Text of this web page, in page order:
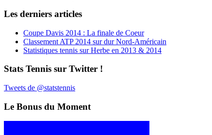
Les derniers articles
Coupe Davis 2014 : La finale de Coeur
Classement ATP 2014 sur dur Nord-Américain
Statistiques tennis sur Herbe en 2013 & 2014
Stats Tennis sur Twitter !
Tweets de @statstennis
Le Bonus du Moment